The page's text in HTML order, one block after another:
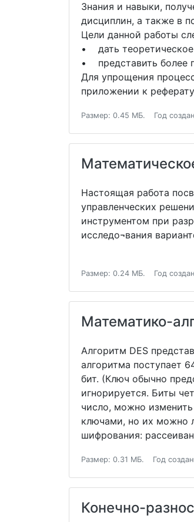
Знания и навыки,
дисциплин, а также в
Цели данной работы
• дать теоретическое
• представить более
Для упрощения
приложении к
Размер: 0.45 МБ. Год
Настоящая работа
управленческих
инструментом при
исследо¬вания
Размер: 0.24 МБ. Год
Математико-
Алгоритм DES
алгоритма поступает
бит. (Ключ обычно
игнорируется. Биты
число, можно
ключами, но их можно
шифрования:
Размер: 0.31 МБ. Год
Конечно-